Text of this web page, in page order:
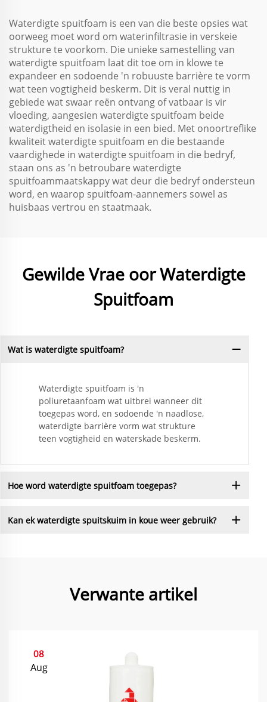
Waterdigte spuitfoam is een van die beste opsies wat
oorweeg moet word om waterinfiltrasie in verskeie
strukture te voorkom. Die unieke samestelling van
waterdigte spuitfoam laat dit toe om in klowe te
expandeer en sodoende 'n robuuste barrière te vorm
wat teen vogtigheid beskerm. Dit is veral nuttig in
gebiede wat swaar reën ontvang of vatbaar is vir
vloeding, aangesien waterdigte spuitfoam beide
waterdigtheid en isolasie in een bied. Met onoortreflike
kwaliteit waterdigte spuitfoam en die bestaande
vaardighede in waterdigte spuitfoam in die bedryf,
staan ons as 'n betroubare waterdigte
spuitfoammaatskappy wat deur die bedryf ondersteun
word, en waarop spuitfoam-aannemers sowel as
huisbaas vertrou en staatmaak.
Gewilde Vrae oor Waterdigte
Spuitfoam
Wat is waterdigte spuitfoam?
Waterdigte spuitfoam is 'n
poliuretaanfoam wat uitbrei wanneer dit
toegepas word, en sodoende 'n naadlose,
waterdigte barrière vorm wat strukture
teen vogtigheid en waterskade beskerm.
Hoe word waterdigte spuitfoam toegepas?
Kan ek waterdigte spuitskuim in koue weer gebruik?
Verwante artikel
08
Aug